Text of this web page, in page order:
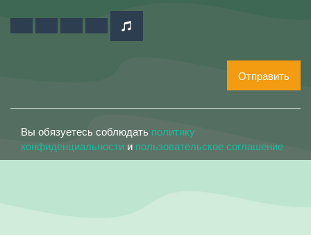
Отправить
Вы обязуетесь соблюдать политику
конфиденциальности и пользовательское соглашение